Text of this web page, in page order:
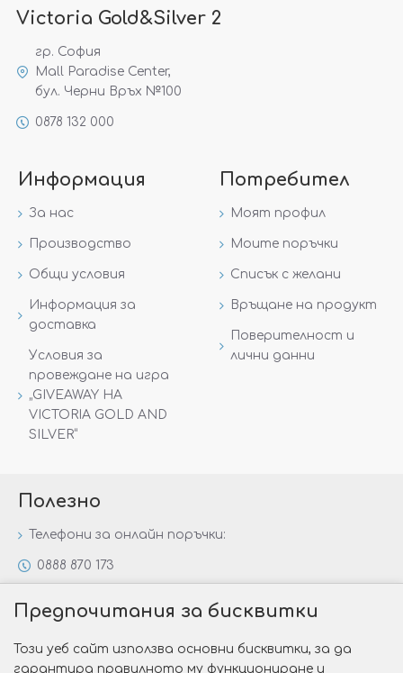
Victoria Gold&Silver 2
гр. София
Mall Paradise Center,
бул. Черни Връх №100
0878 132 000
Информация
За нас
Производство
Общи условия
Информация за
доставка
Условия за
провеждане на игра
„GIVEAWAY НА
VICTORIA GOLD AND
SILVER“
Потребител
Моят профил
Моите поръчки
Списък с желани
Връщане на продукт
Поверителност и
лични данни
Полезно
Телефони за онлайн поръчки:
0888 870 173
Специални предложения
Предпочитания за бисквитки
Този уеб сайт използва основни бисквитки, за да
гарантира правилното му функциониране и